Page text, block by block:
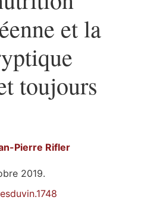
et la
toujours
Pierre Rifler
2019.